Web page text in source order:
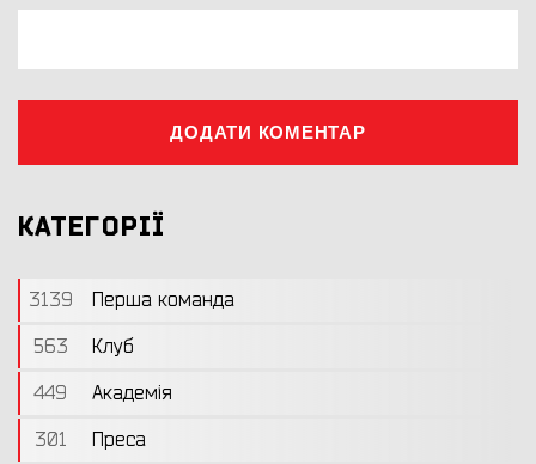
ДОДАТИ КОМЕНТАР
КАТЕГОРІЇ
3139
Перша команда
563
Клуб
449
Академія
301
Преса